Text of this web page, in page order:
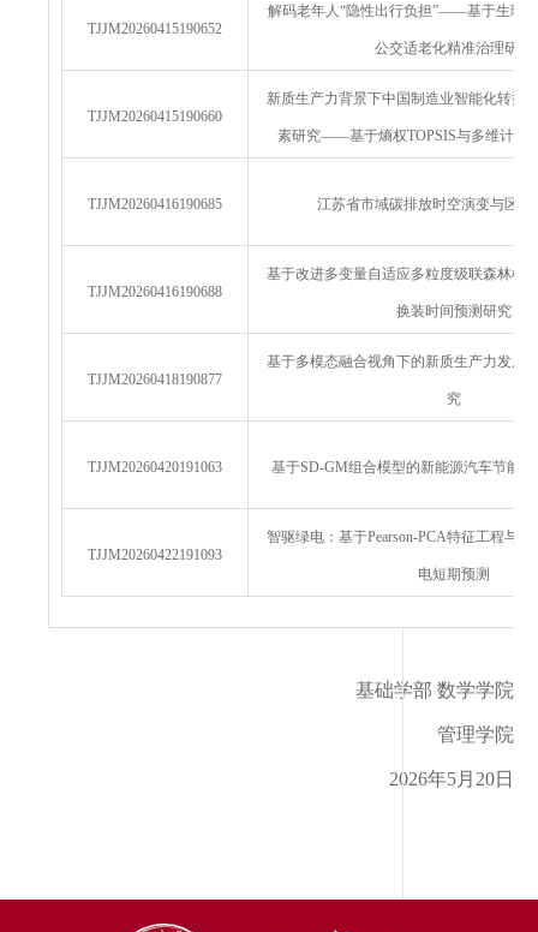
TJJM20260415190652
解码老年人“隐性出行负担”——基于生理
公交适老化精准治理研究
TJJM20260415190660
新质生产力背景下中国制造业智能化转型
素研究——基于熵权TOPSIS与多维计量
TJJM20260416190685 江苏省市域碳排放时空演变与区域
TJJM20260416190688
基于改进多变量自适应多粒度级联森林模
换装时间预测研究
TJJM20260418190877
基于多模态融合视角下的新质生产力发展
究
TJJM20260420191063 基于SD-GM组合模型的新能源汽车节能
TJJM20260422191093
智驱绿电：基于Pearson-PCA特征工程与
电短期预测
基础学部 数学学院
管理学院
2026年5月20日